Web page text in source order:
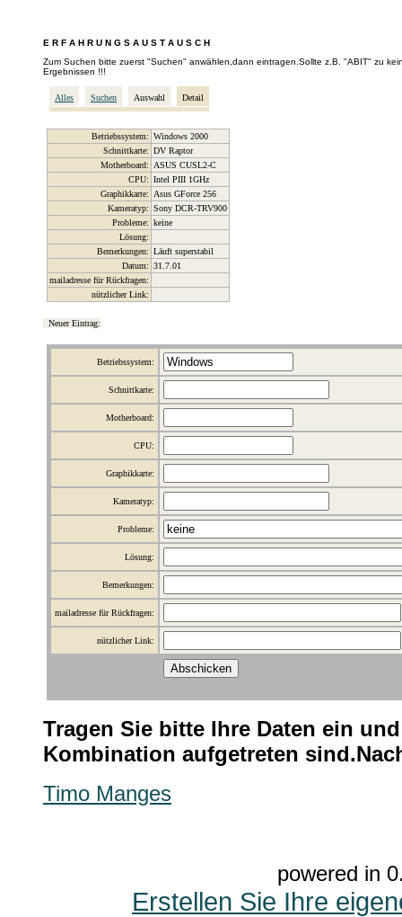
E R F A H R U N G S A U S T A U S C H
Zum Suchen bitte zuerst "Suchen" anwählen,dann eintragen.Sollte z.B. "ABIT" zu
Ergebnissen !!!
Alles Suchen Auswahl Detail
Betriebssystem: Windows 2000
Schnittkarte: DV Raptor
Motherboard:
ASUS CUSL2-C
CPU: Intel PIII 1GHz
Graphikkarte:
Asus GForce 256
Kameratyp: Sony DCR-TRV900
Probleme: keine
Lösung:
Bemerkungen: Läuft superstabil
Datum: 31.7.01
mailadresse für Rückfragen:
nützlicher Link:
Neuer Eintrag:
Betriebssystem:
Schnittkarte:
Motherboard:
CPU:
Graphikkarte:
Kameratyp:
Probleme:
Lösung:
Bemerkungen:
mailadresse für Rückfragen:
nützlicher Link:
Tragen Sie bitte Ihre Daten ein
Kombination aufgetreten
Timo Manges
powered in
Erstellen Sie Ihre